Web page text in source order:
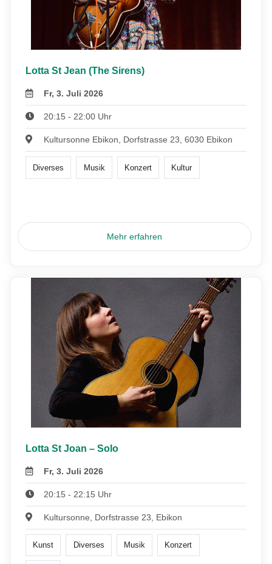
Lotta St Jean (The Sirens)
Fr, 3. Juli 2026
20:15 - 22:00 Uhr
Kultursonne Ebikon, Dorfstrasse 23, 6030 Ebikon
Diverses Musik Konzert Kultur
Mehr erfahren
Lotta St Joan – Solo
Fr, 3. Juli 2026
20:15 - 22:15 Uhr
Kultursonne, Dorfstrasse 23, Ebikon
Kunst Diverses Musik Konzert